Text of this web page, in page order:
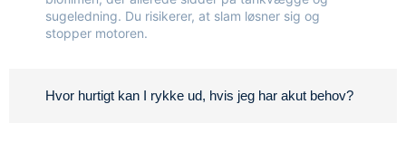
sugeledning. Du risikerer, at slam løsner sig og
stopper motoren.
Hvor hurtigt kan I rykke ud, hvis jeg har akut behov?